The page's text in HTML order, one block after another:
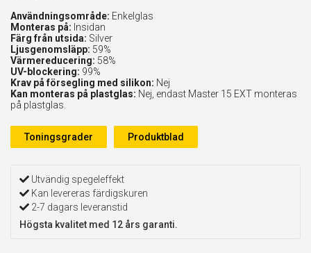
Användningsområde: Enkelglas
Monteras på: Insidan
Färg från utsida: Silver
Ljusgenomsläpp: 59%
Värmereducering: 58%
UV-blockering: 99%
Krav på försegling med silikon: Nej
Kan monteras på plastglas: Nej, endast Master 15 EXT monteras
på plastglas.
Toningsgrader Produktblad
Utvändig spegeleffekt
Kan levereras färdigskuren
2-7 dagars leveranstid
Högsta kvalitet med 12 års garanti.